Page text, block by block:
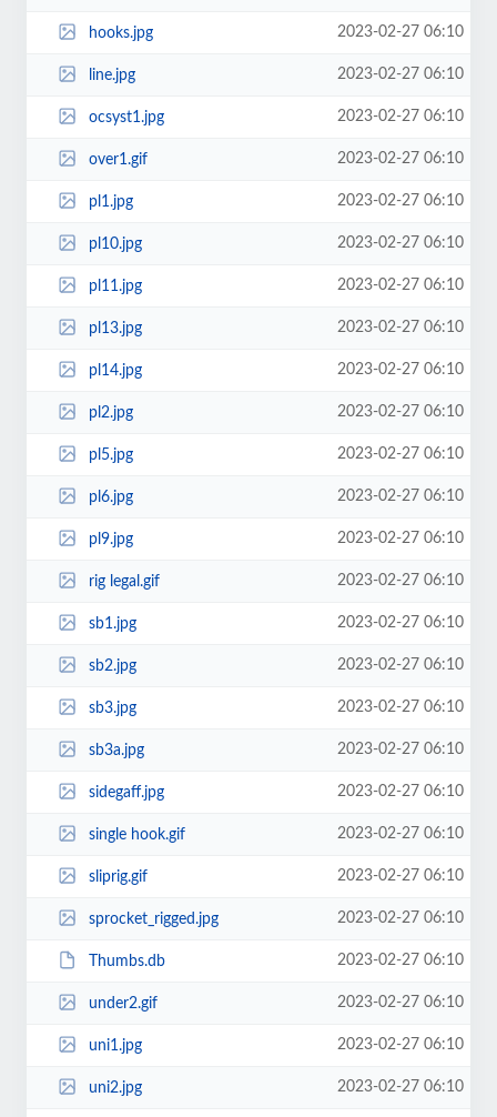
hooks.jpg 2023-02-27 06:10
line.jpg 2023-02-27 06:10
ocsyst1.jpg 2023-02-27 06:10
over1.gif 2023-02-27 06:10
pl1.jpg 2023-02-27 06:10
pl10.jpg 2023-02-27 06:10
pl11.jpg 2023-02-27 06:10
pl13.jpg 2023-02-27 06:10
pl14.jpg 2023-02-27 06:10
pl2.jpg 2023-02-27 06:10
pl5.jpg 2023-02-27 06:10
pl6.jpg 2023-02-27 06:10
pl9.jpg 2023-02-27 06:10
rig legal.gif 2023-02-27 06:10
sb1.jpg 2023-02-27 06:10
sb2.jpg 2023-02-27 06:10
sb3.jpg 2023-02-27 06:10
sb3a.jpg 2023-02-27 06:10
sidegaff.jpg 2023-02-27 06:10
single hook.gif 2023-02-27 06:10
sliprig.gif 2023-02-27 06:10
sprocket_rigged.jpg 2023-02-27 06:10
Thumbs.db 2023-02-27 06:10
under2.gif 2023-02-27 06:10
uni1.jpg 2023-02-27 06:10
uni2.jpg 2023-02-27 06:10